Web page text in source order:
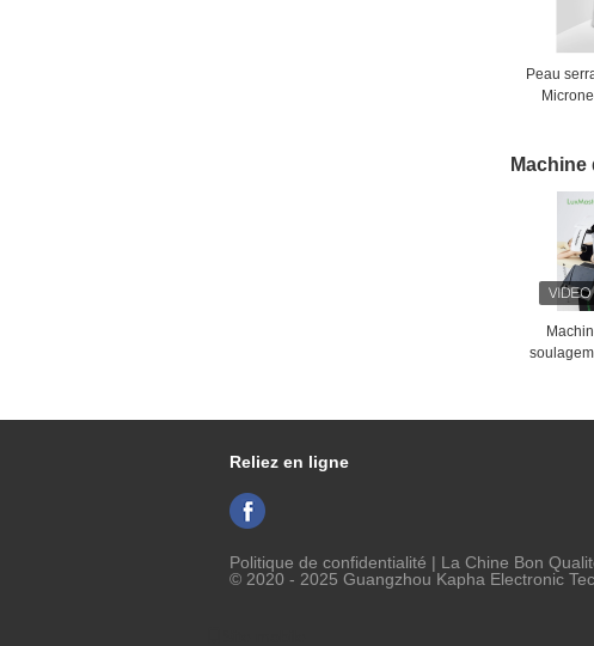
Peau
Reliez en ligne
Politique de confidentialité | La Chine Bon
© 2020 - 2025 Guangzhou Kapha Electronic